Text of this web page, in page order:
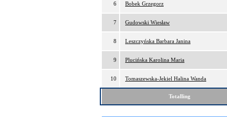
6 Bobek Grzegorz
7 Gudowski Wiesław
8 Leszczyńska Barbara Janina
9 Plucińska Karolina Maria
10 Tomaszewska-Jekiel Halina Wanda
Totalling